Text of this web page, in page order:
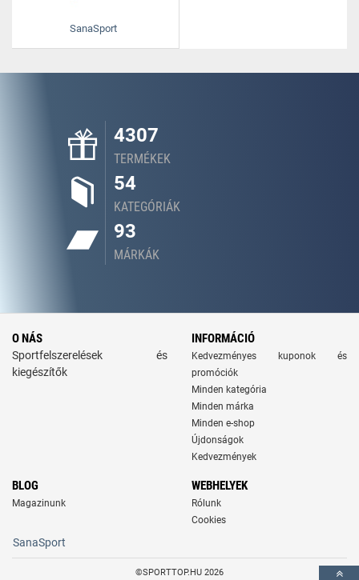
SanaSport
4307
TERMÉKEK
54
KATEGÓRIÁK
93
MÁRKÁK
O NÁS
Sportfelszerelések és
kiegészítők
INFORMÁCIÓ
Kedvezményes kuponok és
promóciók
Minden kategória
Minden márka
Minden e-shop
Újdonságok
Kedvezmények
BLOG
Magazinunk
WEBHELYEK
Rólunk
Cookies
SanaSport
©SPORTTOP.HU 2026